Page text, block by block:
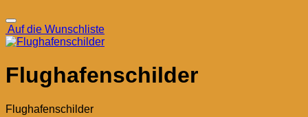
Auf die Wunschliste
Flughafenschilder
Flughafenschilder